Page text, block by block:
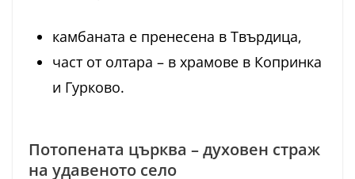
камбаната е пренесена в Твърдица,
част от олтара – в храмове в Копринка
и Гурково.
Потопената църква – духовен страж
на удавеното село